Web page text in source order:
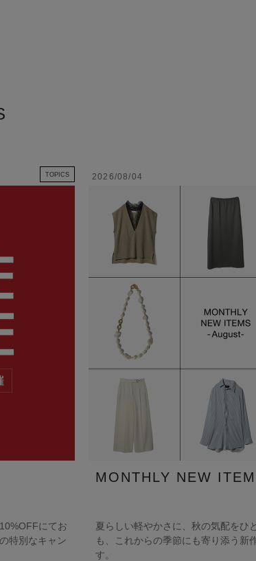
TOPICS
にてお
特別なキャン
2026/08/04
MONTHLY NEW
夏らしい軽やかさに、秋の気配をひ
も、これからの季節にも寄り添う新
す。